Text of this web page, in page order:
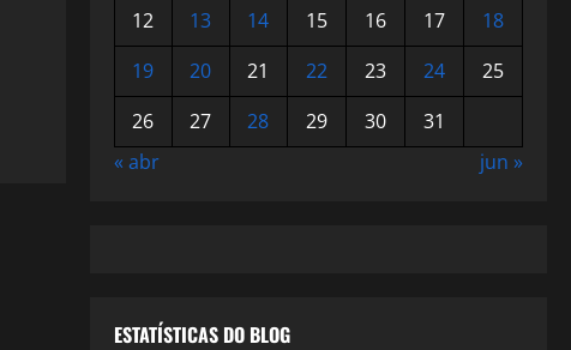
12
13 14 15 16 17
18
19
20 21 22 23 24
25
26
27 28 29 30
31
« abr
jun »
ESTATÍSTICAS DO BLOG